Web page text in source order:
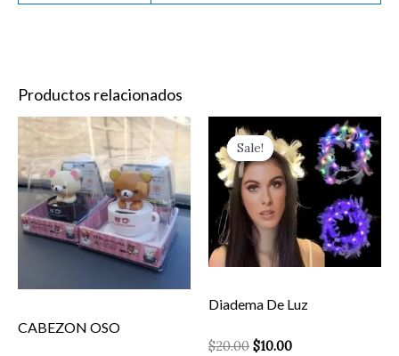
Productos relacionados
CABEZON OSO
CABEZON
OSO
cantidad
Sale!
Sale!
Diadema De Luz
$20.00
price
was:
$20.00.
$10.00
Current
price
is:
$10.00.